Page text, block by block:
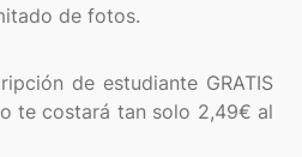
de fotos.
de estudiante GRATIS
te costará tan solo 2,49€ al